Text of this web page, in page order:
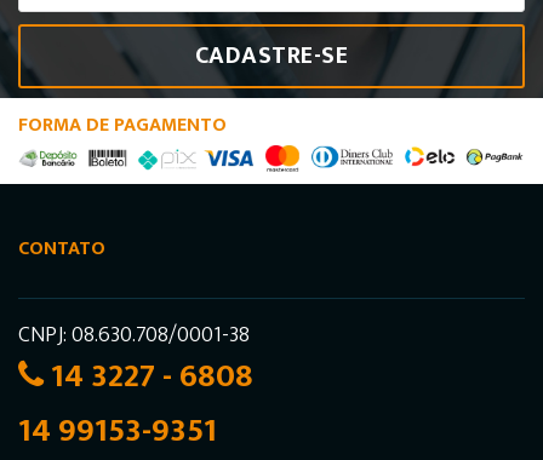
CADASTRE-SE
FORMA DE PAGAMENTO
CONTATO
CNPJ: 08.630.708/0001-38
14 3227 - 6808
14 99153-9351